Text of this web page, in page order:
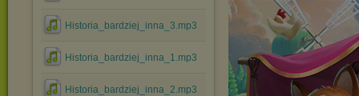
Historia_bardziej_inna_3.mp3
Historia_bardziej_inna_1.mp3
Historia_bardziej_inna_2.mp3